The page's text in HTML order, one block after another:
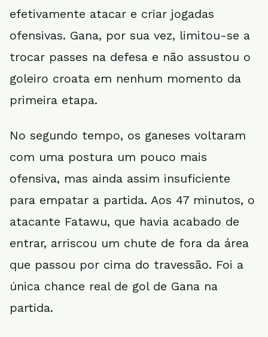
efetivamente atacar e criar jogadas
ofensivas. Gana, por sua vez, limitou-se a
trocar passes na defesa e não assustou o
goleiro croata em nenhum momento da
primeira etapa.
No segundo tempo, os ganeses voltaram
com uma postura um pouco mais
ofensiva, mas ainda assim insuficiente
para empatar a partida. Aos 47 minutos, o
atacante Fatawu, que havia acabado de
entrar, arriscou um chute de fora da área
que passou por cima do travessão. Foi a
única chance real de gol de Gana na
partida.